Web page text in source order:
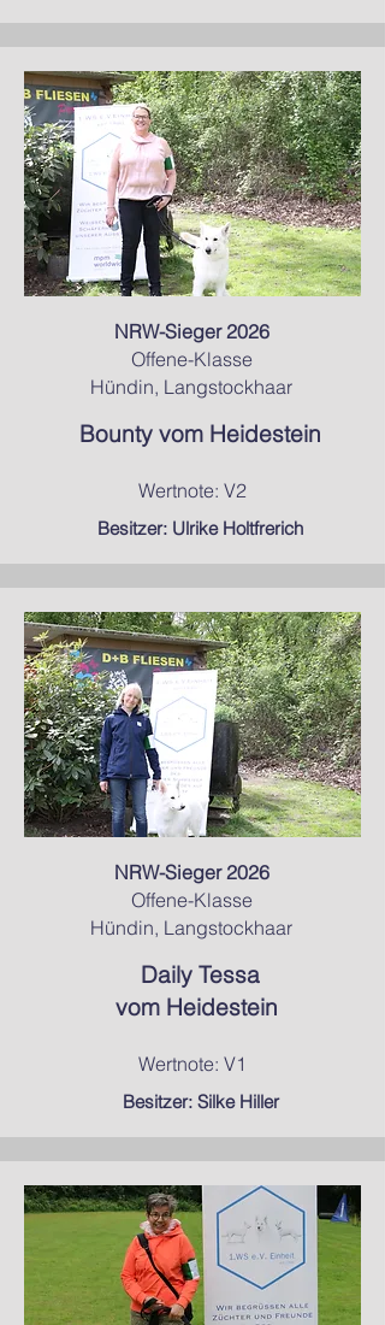
NRW-Sieger 2026
Offene-Klasse
Hündin, Langstockhaar
Bounty vom Heidestein
Wertnote: V2
Besitzer: Ulrike Holtfrerich
NRW-Sieger 2026
Offene-Klasse
Hündin, Langstockhaar
Daily Tessa
vom Heidestein
Wertnote: V1
Besitzer: Silke Hiller